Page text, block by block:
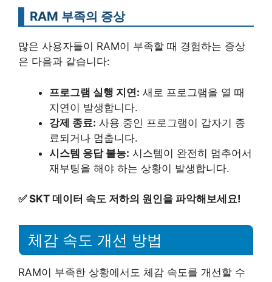
RAM 부족의 증상
많은 사용자들이 RAM이 부족할 때 경험하는 증상
은 다음과 같습니다:
프로그램 실행 지연: 새로 프로그램을 열 때
지연이 발생합니다.
강제 종료: 사용 중인 프로그램이 갑자기 종
료되거나 멈춥니다.
시스템 응답 불능: 시스템이 완전히 멈추어서
재부팅을 해야 하는 상황이 발생합니다.
✅SKT 데이터 속도 저하의 원인을 파악해보세요!
체감 속도 개선 방법
RAM이 부족한 상황에서도 체감 속도를 개선할 수